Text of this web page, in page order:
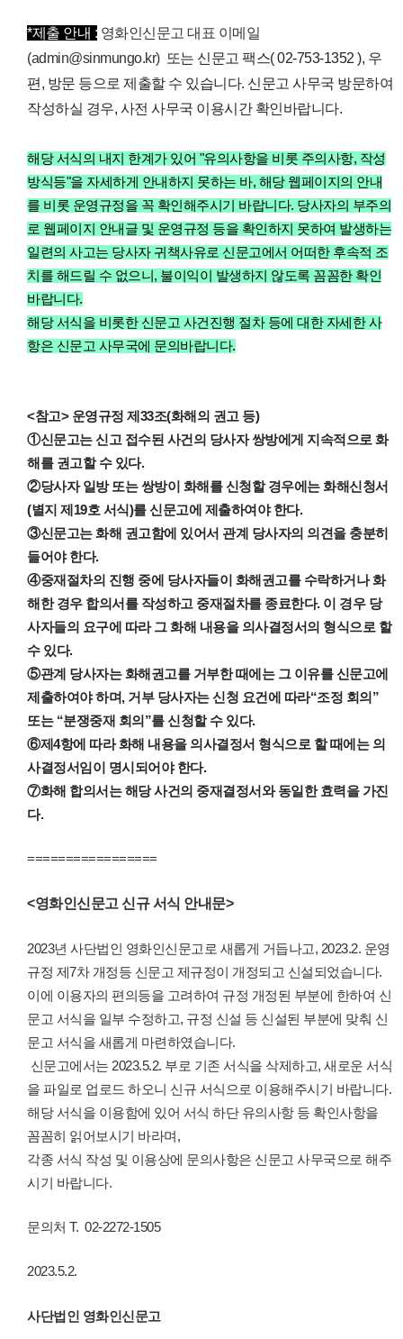
*제출 안내 : 영화인신문고 대표 이메일
(admin@sinmungo.kr) 또는 신문고 팩스( 02-753-1352 ), 우
편, 방문 등으로 제출할 수 있습니다. 신문고 사무국 방문하여
작성하실 경우, 사전 사무국 이용시간 확인바랍니다.
해당 서식의 내지 한계가 있어 "유의사항을 비롯 주의사항, 작성
방식등"을 자세하게 안내하지 못하는 바, 해당 웹페이지의 안내
를 비롯 운영규정을 꼭 확인해주시기 바랍니다. 당사자의 부주의
로 웹페이지 안내글 및 운영규정 등을 확인하지 못하여 발생하는
일련의 사고는 당사자 귀책사유로 신문고에서 어떠한 후속적 조
치를 해드릴 수 없으니, 불이익이 발생하지 않도록 꼼꼼한 확인
바랍니다.
해당 서식을 비롯한 신문고 사건진행 절차 등에 대한 자세한 사
항은 신문고 사무국에 문의바랍니다.
<참고> 운영규정 제33조(화해의 권고 등)
①신문고는 신고 접수된 사건의 당사자 쌍방에게 지속적으로 화
해를 권고할 수 있다.
②당사자 일방 또는 쌍방이 화해를 신청할 경우에는 화해신청서
(별지 제19호 서식)를 신문고에 제출하여야 한다.
③신문고는 화해 권고함에 있어서 관계 당사자의 의견을 충분히
들어야 한다.
④중재절차의 진행 중에 당사자들이 화해권고를 수락하거나 화
해한 경우 합의서를 작성하고 중재절차를 종료한다. 이 경우 당
사자들의 요구에 따라 그 화해 내용을 의사결정서의 형식으로 할
수 있다.
⑤관계 당사자는 화해권고를 거부한 때에는 그 이유를 신문고에
제출하여야 하며, 거부 당사자는 신청 요건에 따라“조정 회의”
또는 “분쟁중재 회의”를 신청할 수 있다.
⑥제4항에 따라 화해 내용을 의사결정서 형식으로 할 때에는 의
사결정서임이 명시되어야 한다.
⑦화해 합의서는 해당 사건의 중재결정서와 동일한 효력을 가진
다.
=================
<영화인신문고 신규 서식 안내문>
2023년 사단법인 영화인신문고로 새롭게 거듭나고, 2023.2. 운영
규정 제7차 개정등 신문고 제규정이 개정되고 신설되었습니다.
이에 이용자의 편의등을 고려하여 규정 개정된 부분에 한하여 신
문고 서식을 일부 수정하고, 규정 신설 등 신설된 부분에 맞춰 신
문고 서식을 새롭게 마련하였습니다.
신문고에서는 2023.5.2. 부로 기존 서식을 삭제하고, 새로운 서식
을 파일로 업로드 하오니 신규 서식으로 이용해주시기 바랍니다.
해당 서식을 이용함에 있어 서식 하단 유의사항 등 확인사항을
꼼꼼히 읽어보시기 바라며,
각종 서식 작성 및 이용상에 문의사항은 신문고 사무국으로 해주
시기 바랍니다.
문의처 T. 02-2272-1505
2023.5.2.
사단법인 영화인신문고